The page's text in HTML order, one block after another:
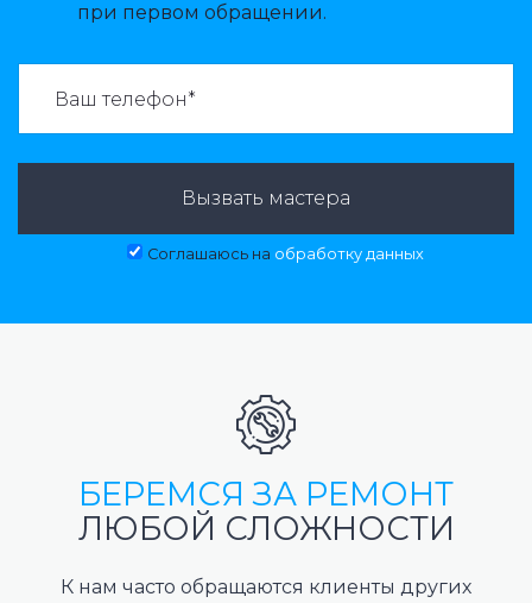
при первом обращении.
Вызвать мастера
Соглашаюсь на обработку данных
БЕРЕМСЯ ЗА РЕМОНТ
ЛЮБОЙ СЛОЖНОСТИ
К нам часто обращаются клиенты других